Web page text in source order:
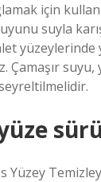
için
suyla
yüzeylerinde
Çamaşır
Yüzey